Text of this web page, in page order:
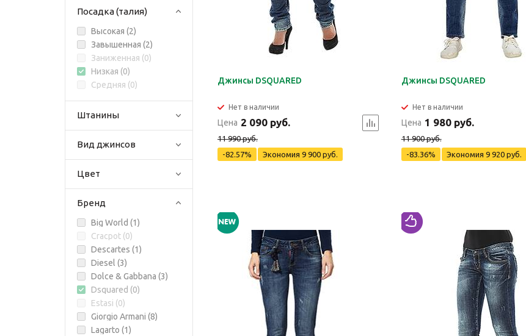
Посадка (талия)
Высокая (2)
Завышенная (2)
Заниженная (0)
Низкая (0)
Средняя (0)
Штанины
Вид джинсов
Цвет
Бренд
Big World (1)
Cracpot (0)
Descartes (1)
Diesel (3)
Dolce & Gabbana (3)
Dsquared (0)
Estasi (0)
Giorgio Armani (8)
Lagarto (1)
Джинсы DSQUARED
Нет в наличии
Цена 2 090 руб.
11 990 руб.
-82.57%
Экономия 9 900 руб.
Джинсы DSQUARED
Нет в наличии
Цена 1 980 руб.
11 900 руб.
-83.36%
Экономия 9 920 руб.